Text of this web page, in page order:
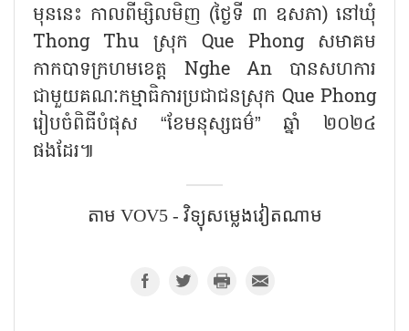
មុននេះ កាលពីម្សិលមិញ (ថ្ងៃទី ៣ ឧសភា) នៅឃុំ
Thong Thu ស្រុក Que Phong សមាគម
កាកបាទក្រហមខេត្ត Nghe An បានសហការ
ជាមួយគណៈកម្មាធិការប្រជាជនស្រុក Que Phong
រៀបចំពិធីបំផុស “ខែមនុស្សធម៌” ឆ្នាំ ២០២៤
ផងដែរ៕
តាម​ VOV5 - វិទ្យុសម្លេងវៀតណាម